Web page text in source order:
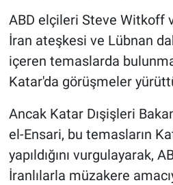
ABD elçileri Steve Witkoff
İran ateşkesi ve Lübnan
içeren temaslarda
Katar'da görüşmeler
Ancak Katar Dışişleri
el-Ensari, bu temasların
yapıldığını vurgulayarak,
İranlılarla müzakere